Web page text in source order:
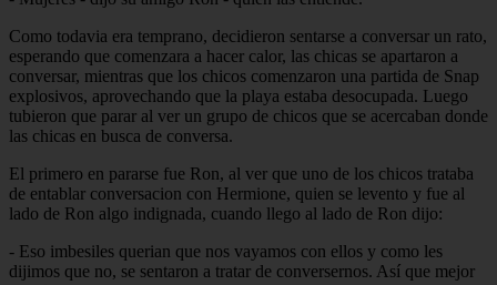
Como todavia era temprano, decidieron sentarse a conversar un rato,
esperando que comenzara a hacer calor, las chicas se apartaron a
conversar, mientras que los chicos comenzaron una partida de Snap
explosivos, aprovechando que la playa estaba desocupada. Luego
tubieron que parar al ver un grupo de chicos que se acercaban donde
las chicas en busca de conversa.
El primero en pararse fue Ron, al ver que uno de los chicos trataba
de entablar conversacion con Hermione, quien se levento y fue al
lado de Ron algo indignada, cuando llego al lado de Ron dijo:
- Eso imbesiles querian que nos vayamos con ellos y como les
dijimos que no, se sentaron a tratar de conversernos. Así que mejor